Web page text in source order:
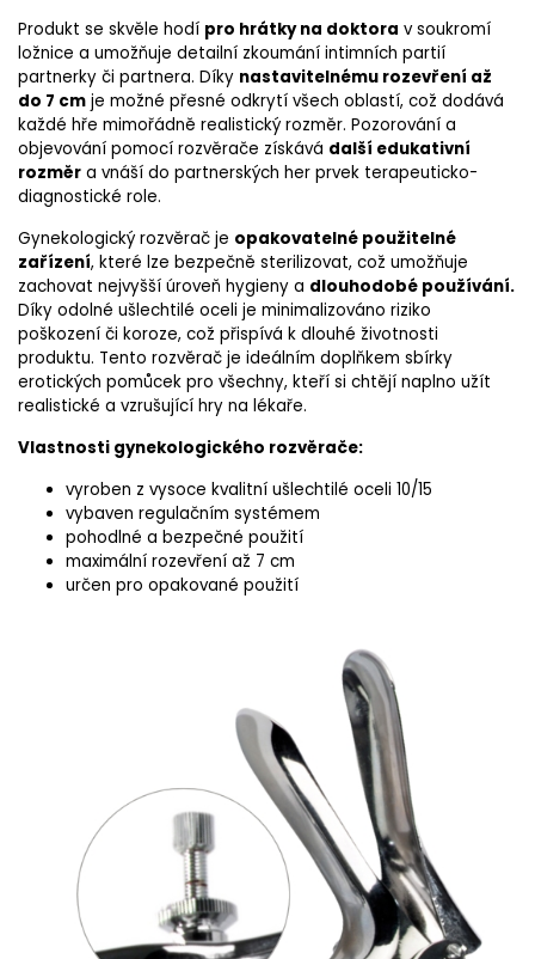
Produkt se skvěle hodí pro hrátky na doktora v soukromí
ložnice a umožňuje detailní zkoumání intimních partií
partnerky či partnera. Díky nastavitelnému rozevření až
do 7 cm je možné přesné odkrytí všech oblastí, což dodává
každé hře mimořádně realistický rozměr. Pozorování a
objevování pomocí rozvěrače získává další edukativní
rozměr a vnáší do partnerských her prvek terapeuticko-
diagnostické role.
Gynekologický rozvěrač je opakovatelné použitelné
zařízení, které lze bezpečně sterilizovat, což umožňuje
zachovat nejvyšší úroveň hygieny a dlouhodobé používání.
Díky odolné ušlechtilé oceli je minimalizováno riziko
poškození či koroze, což přispívá k dlouhé životnosti
produktu. Tento rozvěrač je ideálním doplňkem sbírky
erotických pomůcek pro všechny, kteří si chtějí naplno užít
realistické a vzrušující hry na lékaře.
Vlastnosti gynekologického rozvěrače:
vyroben z vysoce kvalitní ušlechtilé oceli 10/15
vybaven regulačním systémem
pohodlné a bezpečné použití
maximální rozevření až 7 cm
určen pro opakované použití